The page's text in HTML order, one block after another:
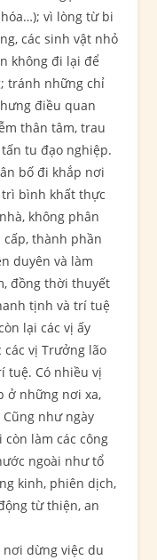
vì lòng từ bi
các sinh vật nhỏ
không đi lại để
tránh những chỉ
điều quan
thân tâm, trau
tu đạo nghiệp.
bố đi khắp nơi
trì bình khất thực
không phân
thành phần
duyên và làm
đồng thời thuyết
tịnh và trí tuệ
lại các vị ấy
các vị Trưởng lão
tuệ. Có nhiều vị
ở những nơi xa,
như ngày
còn làm các công
ngoài như tổ
kinh, phiên dịch,
từ thiện, an
nơi dừng việc du